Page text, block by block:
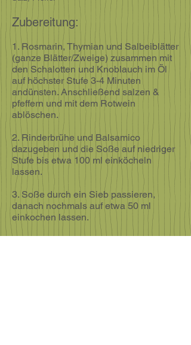
Zubereitung:
1. Rosmarin, Thymian und Salbeiblätter
(ganze Blätter/Zweige) zusammen mit
den Schalotten und Knoblauch im Öl
auf höchster Stufe 3-4 Minuten
andünsten. Anschließend salzen &
pfeffern und mit dem Rotwein
ablöschen.
2. Rinderbrühe und Balsamico
dazugeben und die Soße auf niedriger
Stufe bis etwa 100 ml einköcheln
lassen.
3. Soße durch ein Sieb passieren,
danach nochmals auf etwa 50 ml
einkochen lassen.
4. Ggf. mit Salz und Pfeffer